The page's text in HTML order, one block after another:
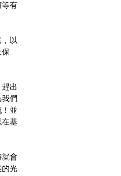
等有
以
保
出
們
並
基
會
的光